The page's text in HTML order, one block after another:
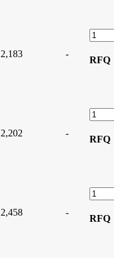
2,183 -
RFQ
2,202 -
RFQ
2,458 -
RFQ